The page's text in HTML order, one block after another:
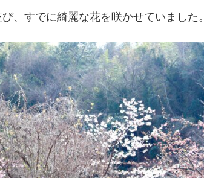
、すでに綺麗な花を咲かせていました。